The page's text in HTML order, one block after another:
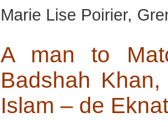
Marie Lise Poirier,
A man to
Badshah
Islam – de